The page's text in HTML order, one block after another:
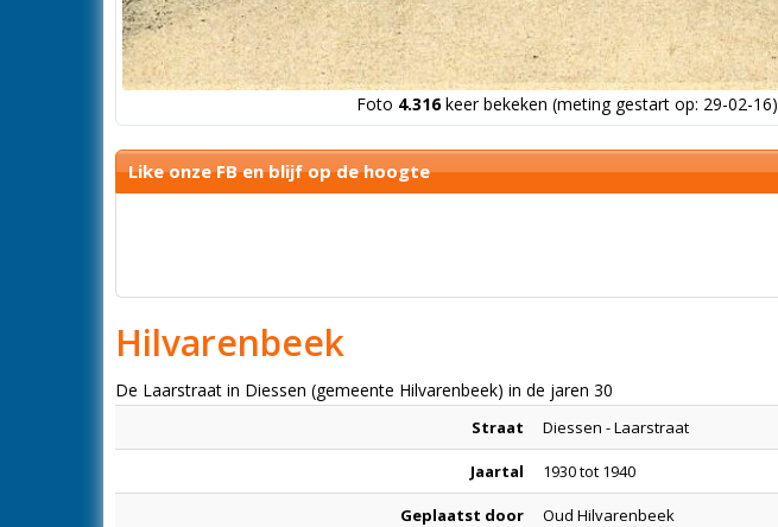
Foto 4.316keer bekeken (meting gestart op: 29-02-16)
Like onze FB en blijf op de hoogte
Hilvarenbeek
De Laarstraat in Diessen (gemeente Hilvarenbeek) in de jaren 30
Straat Diessen - Laarstraat
Jaartal 1930 tot 1940
Geplaatst door Oud Hilvarenbeek